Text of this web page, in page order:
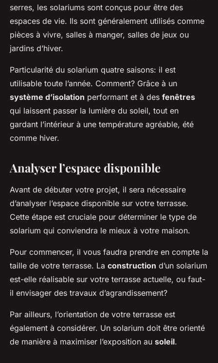
serres, les solariums sont conçus pour être des
espaces de vie. Ils sont généralement utilisés comme
pièces à vivre, salles à manger, salles de jeux ou
jardins d’hiver.
Particularité du solarium quatre saisons: il est
utilisable toute l’année. Comment? Grâce à un
système d’isolation performant et à des fenêtres
qui laissent passer la lumière du soleil, tout en
gardant l’intérieur à une température agréable, été
comme hiver.
Analyser l’espace disponible
Avant de débuter votre projet, il sera nécessaire
d’analyser l’espace disponible sur votre terrasse.
Cette étape est cruciale pour déterminer le type de
solarium qui conviendra le mieux à votre maison.
Pour commencer, il vous faudra prendre en compte la
taille de votre terrasse. La construction d’un solarium
est-elle réalisable sur votre terrasse actuelle, ou faut-
il envisager des travaux d’agrandissement?
Par ailleurs, l’orientation de votre terrasse est
également à considérer. Un solarium doit être orienté
de manière à maximiser l’exposition au soleil.